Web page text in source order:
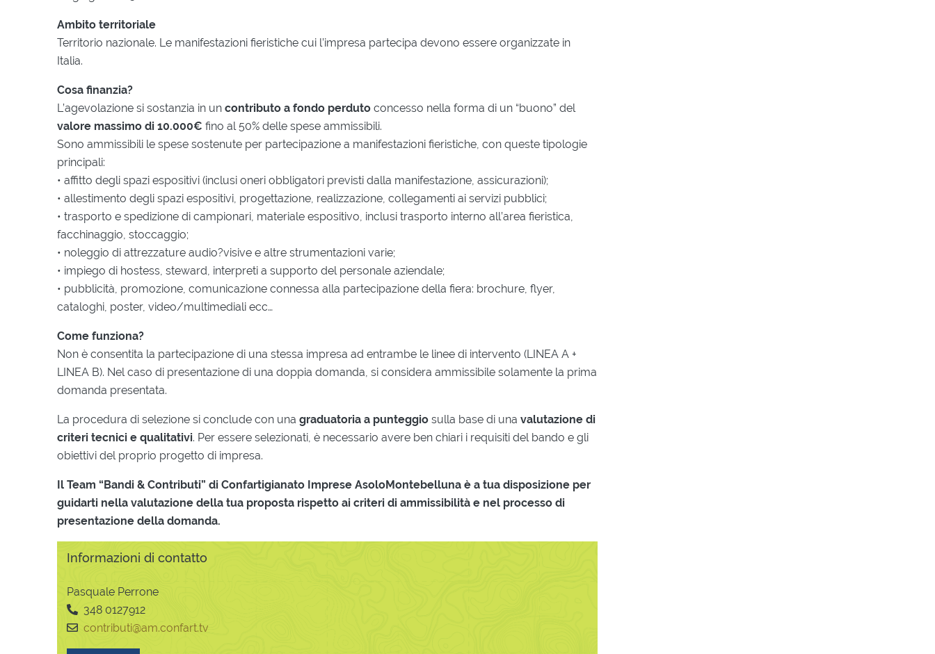
Ambito territoriale
Territorio nazionale. Le manifestazioni fieristiche cui l’impresa partecipa devono essere organizzate in
Italia.
Cosa finanzia?
L’agevolazione si sostanzia in uncontributo a fondo perduto concesso nella forma di un “buono” del
valore massimo di 10.000€ fino al 50% delle spese ammissibili.
Sono ammissibili le spese sostenute per partecipazione a manifestazioni fieristiche, con queste tipologie
principali:
• affitto degli spazi espositivi (inclusi oneri obbligatori previsti dalla manifestazione, assicurazioni);
• allestimento degli spazi espositivi, progettazione, realizzazione, collegamenti ai servizi pubblici;
• trasporto e spedizione di campionari, materiale espositivo, inclusi trasporto interno all’area fieristica,
facchinaggio, stoccaggio;
• noleggio di attrezzature audio?visive e altre strumentazioni varie;
• impiego di hostess, steward, interpreti a supporto del personale aziendale;
• pubblicità, promozione, comunicazione connessa alla partecipazione della fiera: brochure, flyer,
cataloghi, poster, video/multimediali ecc…
Come funziona?
Non è consentita la partecipazione di una stessa impresa ad entrambe le linee di intervento (LINEA A +
LINEA B). Nel caso di presentazione di una doppia domanda, si considera ammissibile solamente la prima
domanda presentata.
La procedura di selezione si conclude con unagraduatoria a punteggio sulla base di unavalutazione di
criteri tecnici e qualitativi. Per essere selezionati, è necessario avere ben chiari i requisiti del bando e gli
obiettivi del proprio progetto di impresa.
Il Team “Bandi & Contributi” di Confartigianato Imprese AsoloMontebelluna è a tua disposizione per
guidarti nella valutazione della tua proposta rispetto ai criteri di ammissibilità e nel processo di
presentazione della domanda.
Informazioni di contatto
Pasquale Perrone
348 0127912
contributi@am.confart.tv